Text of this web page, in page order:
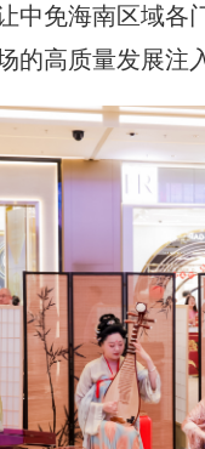
中免海南区域
的高质量发展注